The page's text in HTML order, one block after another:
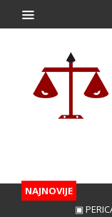
NAJNOVIJE
▣ PERICA I